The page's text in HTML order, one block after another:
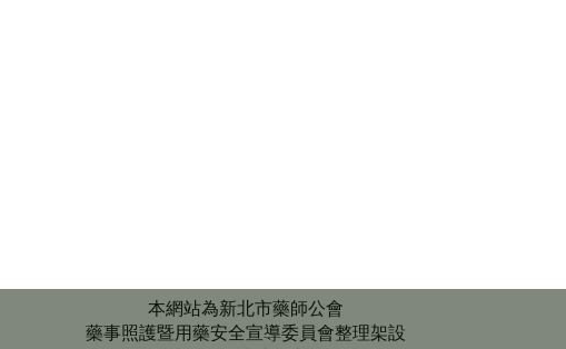
本網站為新北市藥師公會
藥事照護暨用藥安全宣導委員會整理架設